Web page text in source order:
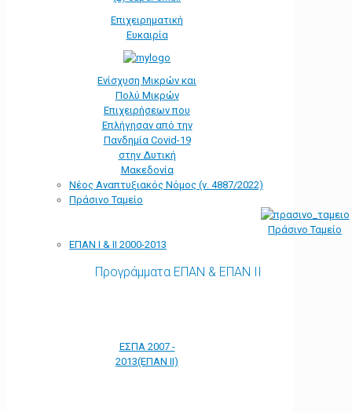
Επιχειρηματική
Ευκαιρία
Ενίσχυση Μικρών και
Πολύ Μικρών
Επιχειρήσεων που
Επλήγησαν από την
Πανδημία Covid-19
στην Δυτική
Μακεδονία
Νέος Αναπτυξιακός Νόμος (ν. 4887/2022)
Πράσινο Ταμείο
Πράσινο Ταμείο
ΕΠΑΝ Ι & ΙΙ 2000-2013
Προγράμματα ΕΠΑΝ & ΕΠΑΝ ΙΙ
ΕΣΠΑ 2007 -
2013(ΕΠΑΝ ΙΙ)